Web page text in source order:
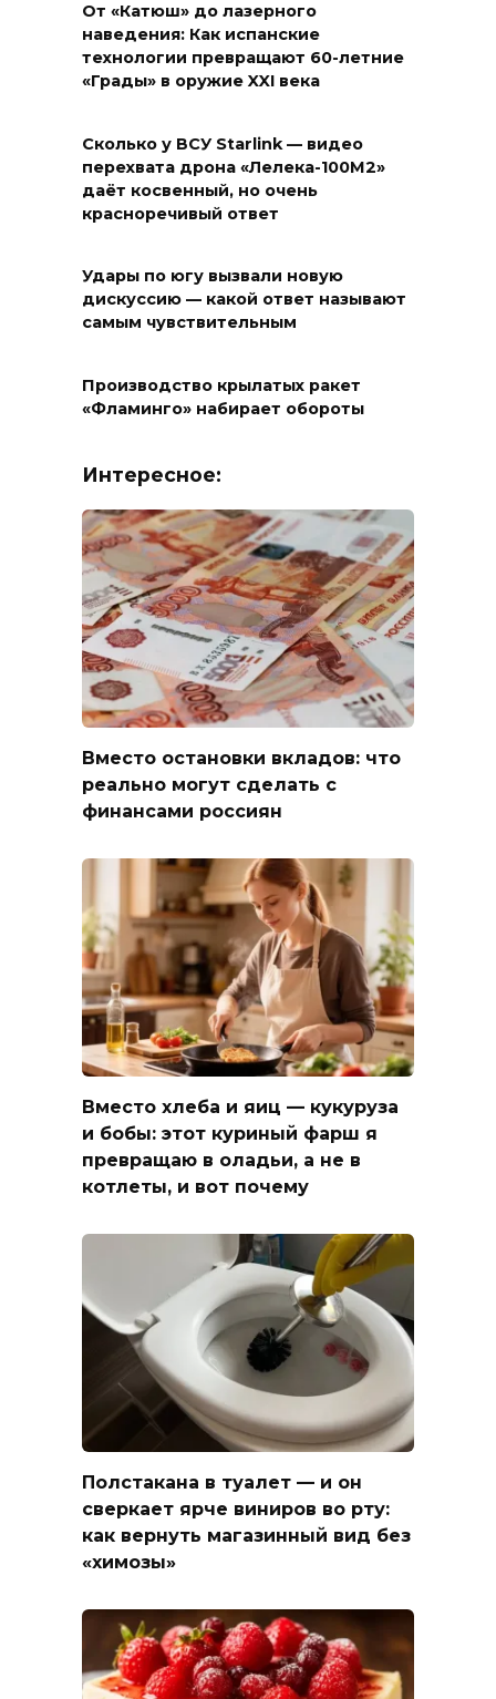
От «Катюш» до лазерного
наведения: Как испанские
технологии превращают 60-летние
«Грады» в оружие XXI века
Сколько у ВСУ Starlink — видео
перехвата дрона «Лелека-100М2»
даёт косвенный, но очень
красноречивый ответ
Удары по югу вызвали новую
дискуссию — какой ответ называют
самым чувствительным
Производство крылатых ракет
«Фламинго» набирает обороты
Интересное:
Вместо остановки вкладов: что
реально могут сделать с
финансами россиян
Вместо хлеба и яиц — кукуруза
и бобы: этот куриный фарш я
превращаю в оладьи, а не в
котлеты, и вот почему
Полстакана в туалет — и он
сверкает ярче виниров во рту:
как вернуть магазинный вид без
«химозы»